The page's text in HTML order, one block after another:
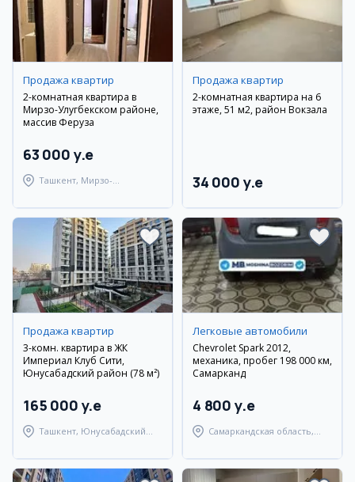
Продажа квартир
2-комнатная квартира в
Мирзо-Улугбекском районе,
массив Феруза
63 000 y.e
Ташкент, Мирзо-
Продажа квартир
2-комнатная квартира на 6
этаже, 51 м2, район Вокзала
34 000 y.e
Продажа квартир
3-комн. квартира в ЖК
Империал Клуб Сити,
Юнусабадский район (78 м²)
165 000 y.e
Ташкент, Юнусабадский
Легковые автомобили
Chevrolet Spark 2012,
механика, пробег 198 000 км,
Самарканд
4 800 y.e
Самаркандская область,